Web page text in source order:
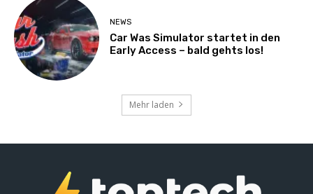
NEWS
Car Was Simulator startet in den
Early Access – bald gehts los!
Mehr laden